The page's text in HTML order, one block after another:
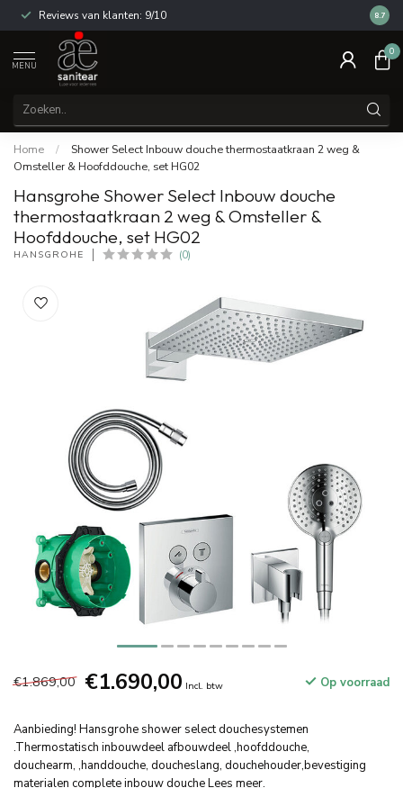
Reviews van klanten: 9/10 14
8.7
MENU
0
Home /
Shower Select Inbouw douche thermostaatkraan 2 weg &
Omsteller & Hoofddouche, set HG02
Hansgrohe Shower Select Inbouw douche
thermostaatkraan 2 weg & Omsteller &
Hoofddouche, set HG02
HANSGROHE (0)
€1.869,00 €1.690,00 Incl. btw Op voorraad
Aanbieding! Hansgrohe shower select douchesystemen
.Thermostatisch inbouwdeel afbouwdeel ,hoofddouche,
douchearm, ,handdouche, doucheslang, douchehouder,bevestiging
materialen complete inbouw doucheLees meer.